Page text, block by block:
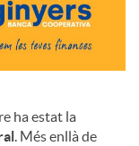
ha estat la
. Més enllà de